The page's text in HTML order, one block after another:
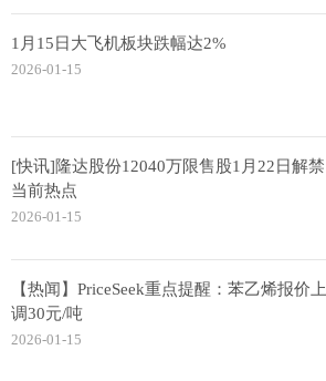
1月15日大飞机板块跌幅达2%
2026-01-15
[快讯]隆达股份12040万限售股1月22日解禁
当前热点
2026-01-15
【热闻】PriceSeek重点提醒：苯乙烯报价上
调30元/吨
2026-01-15